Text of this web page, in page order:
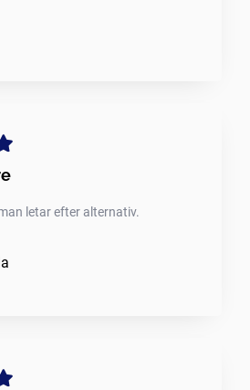
letar efter alternativ.